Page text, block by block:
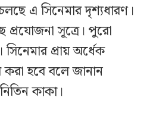
এ সিনেমার দৃশ্যধারণ।
প্রযোজনা সূত্রে। পুরো
প্রায় অর্ধেক
হবে বলে জানান
কাকা।